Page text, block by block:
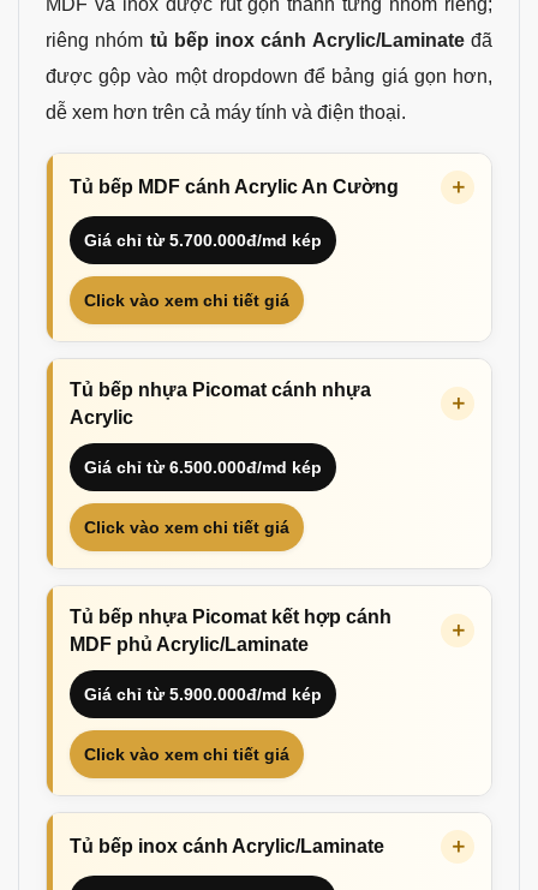
MDF và inox được rút gọn thành từng nhóm riêng;
riêng nhóm tủ bếp inox cánh Acrylic/Laminateđã
được gộp vào một dropdown để bảng giá gọn hơn,
dễ xem hơn trên cả máy tính và điện thoại.
Tủ bếp MDF cánh Acrylic An Cường
Giá chỉ từ 5.700.000đ/md kép
Click vào xem chi tiết giá
Tủ bếp nhựa Picomat cánh nhựa
Acrylic
Giá chỉ từ 6.500.000đ/md kép
Click vào xem chi tiết giá
Tủ bếp nhựa Picomat kết hợp cánh
MDF phủ Acrylic/Laminate
Giá chỉ từ 5.900.000đ/md kép
Click vào xem chi tiết giá
Tủ bếp inox cánh Acrylic/Laminate